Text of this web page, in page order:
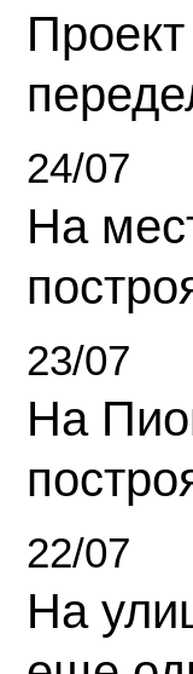
24/07
На
23/07
На
22/07
На